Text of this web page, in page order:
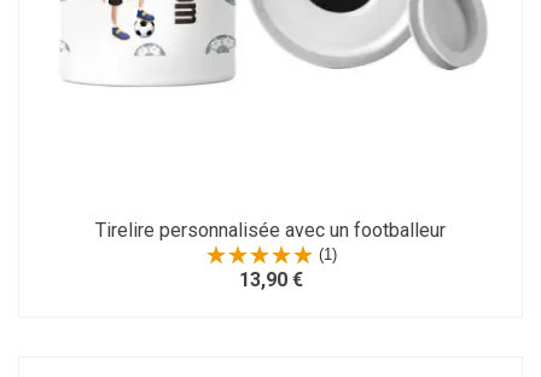
Tirelire personnalisée avec un footballeur
(1)
13,90 €